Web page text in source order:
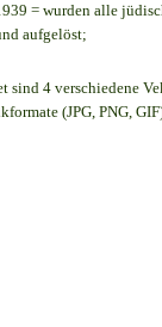
= wurden alle
aufgelöst;
sind 4 verschiedene
(JPG, PNG,